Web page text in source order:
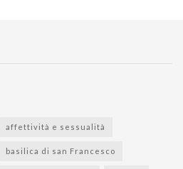
affettività e sessualità
basilica di san Francesco